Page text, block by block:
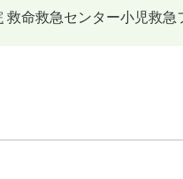
救命救急センター小児救急